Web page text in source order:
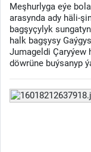
Meşhurlyga eýe
arasynda ady häli-
bagşyçylyk
halk bagşysy
Jumageldi Çaryýew
döwrüne buýsanyp